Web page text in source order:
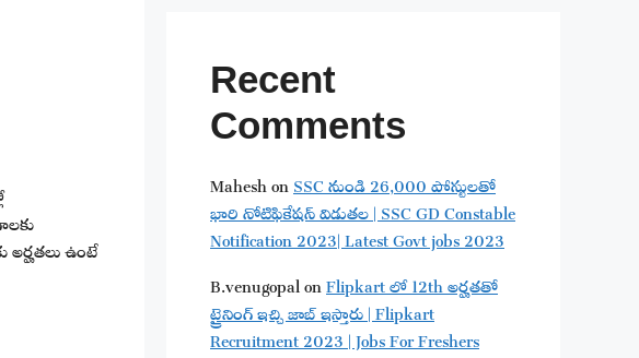
ఉంటే
Recent
Comments
MaheshonSSC నుండి 26,000 పోస్టులతో
భారి నోటిఫికేషన్ విడుతల | SSC GD Constable
Notification 2023| Latest Govt jobs 2023
B.venugopalonFlipkart లో 12th అర్హతతో
ట్రైనింగ్ ఇచ్చి జాబ్ ఇస్తారు | Flipkart
Recruitment 2023 | Jobs For Freshers